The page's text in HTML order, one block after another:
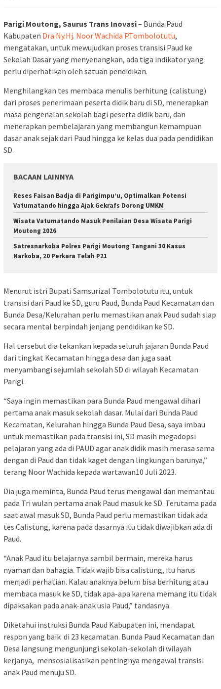
Parigi Moutong, Saurus Trans Inovasi– Bunda Paud
Kabupaten Dra.Ny.Hj. Noor Wachida P.Tombolotutu,
mengatakan, untuk mewujudkan proses transisi Paud ke
Sekolah Dasar yang menyenangkan, ada tiga indikator yang
perlu diperhatikan oleh satuan pendidikan.
Menghilangkan tes membaca menulis berhitung (calistung)
dari proses penerimaan peserta didik baru di SD, menerapkan
masa pengenalan sekolah bagi peserta didik baru, dan
menerapkan pembelajaran yang membangun kemampuan
dasar anak sejak dari Paud hingga ke kelas dua pada pendidikan
SD.
BACAAN LAINNYA
Reses Faisan Badja di Parigimpu’u, Optimalkan Potensi
Vatumatando hingga Ajak Gekrafs Dorong UMKM
Wisata Vatumatando Masuk Penilaian Desa Wisata Parigi
Moutong 2026
Satresnarkoba Polres Parigi Moutong Tangani 30 Kasus
Narkoba, 20 Perkara Telah P21
Menurut istri Bupati Samsurizal Tombolotutu itu, untuk
transisi dari Paud ke SD, guru Paud, Bunda Paud Kecamatan dan
Bunda Desa/Kelurahan perlu memastikan anak Paud sudah siap
secara mental berpindah jenjang pendidikan ke SD.
Hal tersebut dia tekankan kepada seluruh jajaran Bunda Paud
dari tingkat Kecamatan hingga desa dan juga saat
menyambangi sejumlah sekolah SD di wilayah Kecamatan
Parigi.
“Saya ingin memastikan para Bunda Paud mengawal dihari
pertama anak masuk sekolah dasar. Mulai dari Bunda Paud
Kecamatan, Kelurahan hingga Bunda Paud Desa, saya imbau
untuk memastikan pada transisi ini, SD masih megadopsi
pelajaran yang ada di PAUD agar anak didik masih merasa sama
dengan di Paud dan tidak kaget dengan lingkungan barunya,”
terang Noor Wachida kepada wartawan10 Juli 2023.
Dia juga meminta, Bunda Paud terus mengawal dan memantau
pada Tri wulan pertama anak Paud masuk ke SD. Terutama pada
saat awal masuk SD, Bunda Paud perlu memastikan tidak ada
tes Calistung, karena pada dasarnya itu tidak diwajibkan ada di
Paud.
“Anak Paud itu belajarnya sambil bermain, mereka harus
nyaman dan bahagia. Tidak wajib bisa calistung, itu harus
menjadi perhatian. Kalau anaknya belum bisa berhitung atau
membaca masuk ke SD, tidak apa-apa karena memang itu tidak
dipaksakan pada anak-anak usia Paud,” tandasnya.
Diketahui instruksi Bunda Paud Kabupaten ini, mendapat
respon yang baik di 23 kecamatan. Bunda Paud Kecamatan dan
Desa langsung mengunjungi sekolah-sekolah di wilayah
kerjanya, mensosialisasikan pentingnya mengawal transisi
anak Paud menuju SD.